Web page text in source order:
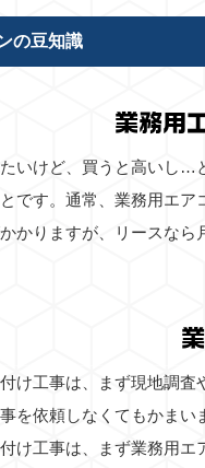
の豆知識
業務用
いけど、買うと高いし…
です。通常、業務用エ
かりますが、リースな
け工事は、まず現地調
を依頼しなくてもかま
け工事は、まず業務用